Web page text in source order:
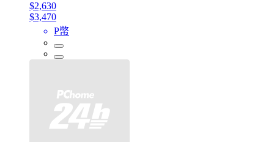
$2,630
$3,470
P幣